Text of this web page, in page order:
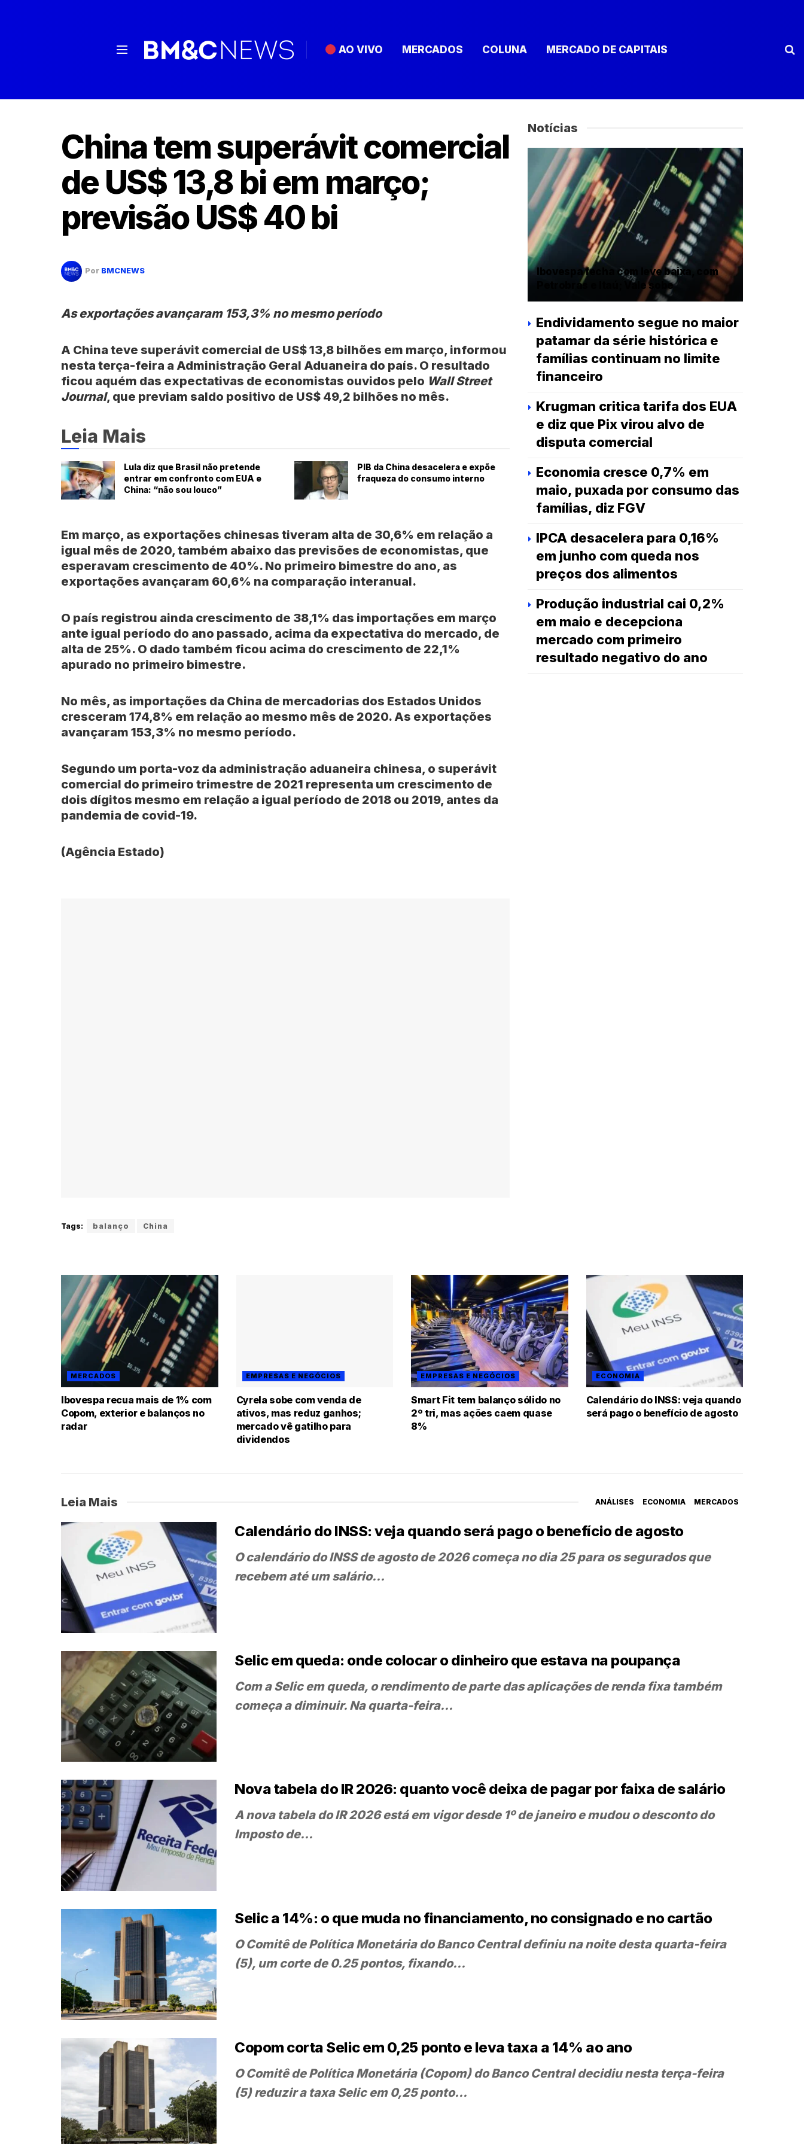
AO VIVO MERCADOS COLUNA MERCADO DE CAPITAIS
China tem superávit comercial
de US$ 13,8 bi em março;
previsão US$ 40 bi
Por BMCNEWS
As exportações avançaram 153,3% no mesmo período
A China teve superávit comercial de US$ 13,8 bilhões em março, informou
nesta terça-feira a Administração Geral Aduaneira do país. O resultado
ficou aquém das expectativas de economistas ouvidos pelo Wall Street
Journal, que previam saldo positivo de US$ 49,2 bilhões no mês.
Leia Mais
Lula diz que Brasil não pretende
entrar em confronto com EUA e
China: “não sou louco”
PIB da China desacelera e expõe
fraqueza do consumo interno
Em março, as exportações chinesas tiveram alta de 30,6% em relação a
igual mês de 2020, também abaixo das previsões de economistas, que
esperavam crescimento de 40%. No primeiro bimestre do ano, as
exportações avançaram 60,6% na comparação interanual.
O país registrou ainda crescimento de 38,1% das importações em março
ante igual período do ano passado, acima da expectativa do mercado, de
alta de 25%. O dado também ficou acima do crescimento de 22,1%
apurado no primeiro bimestre.
No mês, as importações da China de mercadorias dos Estados Unidos
cresceram 174,8% em relação ao mesmo mês de 2020. As exportações
avançaram 153,3% no mesmo período.
Segundo um porta-voz da administração aduaneira chinesa, o superávit
comercial do primeiro trimestre de 2021 representa um crescimento de
dois dígitos mesmo em relação a igual período de 2018 ou 2019, antes da
pandemia de covid-19.
(Agência Estado)
Tags: balanço China
Notícias
Ibovespa fecha com leve baixa, com
Petrobras e Itaú; Vale sobe
Endividamento segue no maior
patamar da série histórica e
famílias continuam no limite
financeiro
Krugman critica tarifa dos EUA
e diz que Pix virou alvo de
disputa comercial
Economia cresce 0,7% em
maio, puxada por consumo das
famílias, diz FGV
IPCA desacelera para 0,16%
em junho com queda nos
preços dos alimentos
Produção industrial cai 0,2%
em maio e decepciona
mercado com primeiro
resultado negativo do ano
MERCADOS
Ibovespa recua mais de 1% com
Copom, exterior e balanços no
radar
EMPRESAS E NEGÓCIOS
Cyrela sobe com venda de
ativos, mas reduz ganhos;
mercado vê gatilho para
dividendos
EMPRESAS E NEGÓCIOS
Smart Fit tem balanço sólido no
2º tri, mas ações caem quase
8%
ECONOMIA
Calendário do INSS: veja quando
será pago o benefício de agosto
Leia Mais ANÁLISES ECONOMIA MERCADOS
Calendário do INSS: veja quando será pago o benefício de agosto
O calendário do INSS de agosto de 2026 começa no dia 25 para os segurados que
recebem até um salário...
Selic em queda: onde colocar o dinheiro que estava na poupança
Com a Selic em queda, o rendimento de parte das aplicações de renda fixa também
começa a diminuir. Na quarta-feira...
Nova tabela do IR 2026: quanto você deixa de pagar por faixa de salário
A nova tabela do IR 2026 está em vigor desde 1º de janeiro e mudou o desconto do
Imposto de...
Selic a 14%: o que muda no financiamento, no consignado e no cartão
O Comitê de Política Monetária do Banco Central definiu na noite desta quarta-feira
(5), um corte de 0.25 pontos, fixando...
Copom corta Selic em 0,25 ponto e leva taxa a 14% ao ano
O Comitê de Política Monetária (Copom) do Banco Central decidiu nesta terça-feira
(5) reduzir a taxa Selic em 0,25 ponto...